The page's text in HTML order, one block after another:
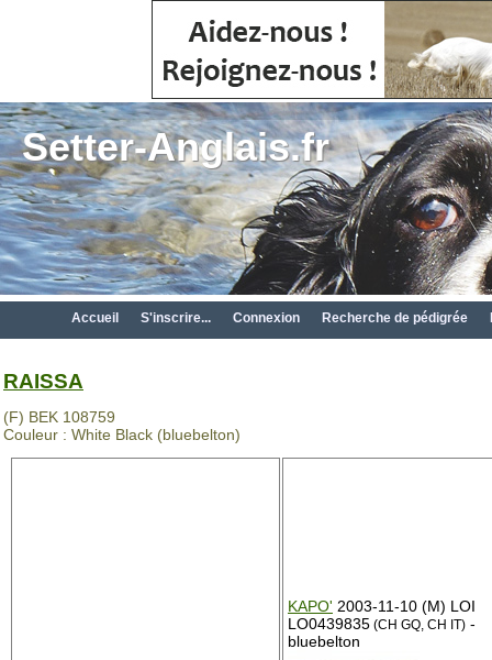
Setter-Anglais.fr
Accueil S'inscrire... Connexion Recherche de pédigrée
RAISSA
(F) BEK 108759
Couleur : White Black (bluebelton)
KAPO' 2003-11-10 (M) LOI
LO0439835 (CH GQ, CH IT) -
bluebelton